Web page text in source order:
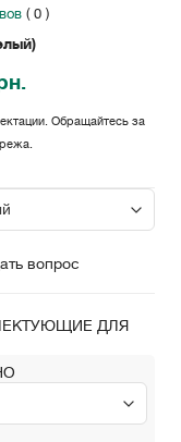
( 0 )
Обращайтесь за
вопрос
ДЛЯ